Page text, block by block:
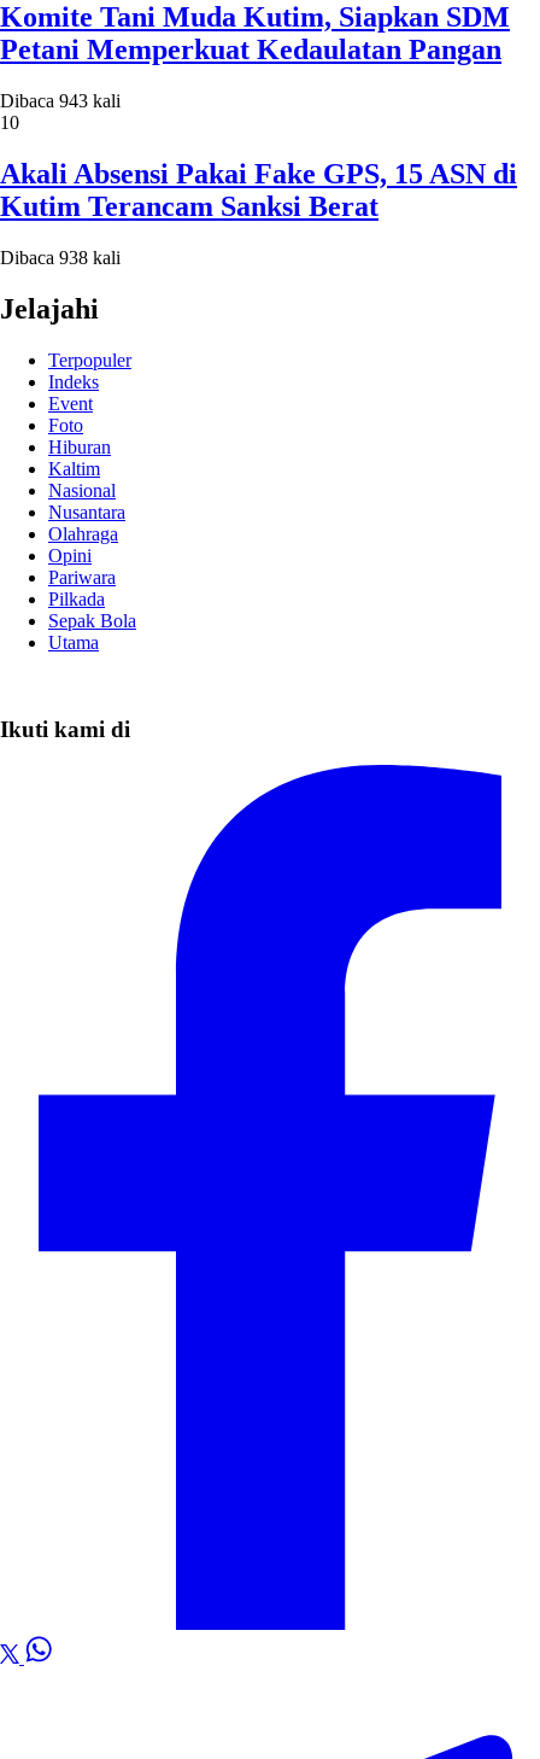
Komite Tani Muda Kutim, Siapkan SDM
Petani Memperkuat Kedaulatan Pangan
Dibaca 943 kali
10
Akali Absensi Pakai Fake GPS, 15 ASN di
Kutim Terancam Sanksi Berat
Dibaca 938 kali
Jelajahi
Terpopuler
Indeks
Event
Foto
Hiburan
Kaltim
Nasional
Nusantara
Olahraga
Opini
Pariwara
Pilkada
Sepak Bola
Utama
Ikuti kami di